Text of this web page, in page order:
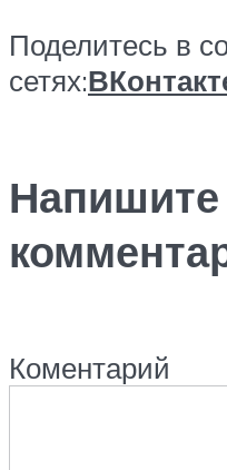
Поделитесь в
сетях:
Напишите
Коментарий